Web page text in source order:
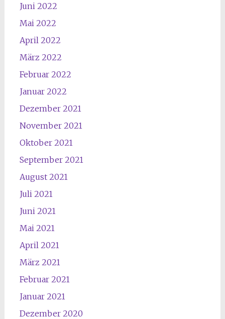
Juni 2022
Mai 2022
April 2022
März 2022
Februar 2022
Januar 2022
Dezember 2021
November 2021
Oktober 2021
September 2021
August 2021
Juli 2021
Juni 2021
Mai 2021
April 2021
März 2021
Februar 2021
Januar 2021
Dezember 2020